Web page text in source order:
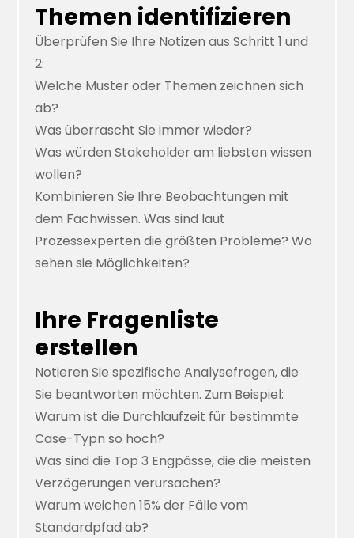
Themen identifizieren
Überprüfen Sie Ihre Notizen aus Schritt 1 und
2:
Welche Muster oder Themen zeichnen sich
ab?
Was überrascht Sie immer wieder?
Was würden Stakeholder am liebsten wissen
wollen?
Kombinieren Sie Ihre Beobachtungen mit
dem Fachwissen. Was sind laut
Prozessexperten die größten Probleme? Wo
sehen sie Möglichkeiten?
Ihre Fragenliste
erstellen
Notieren Sie spezifische Analysefragen, die
Sie beantworten möchten. Zum Beispiel:
Warum ist die Durchlaufzeit für bestimmte
Case-Typn so hoch?
Was sind die Top 3 Engpässe, die die meisten
Verzögerungen verursachen?
Warum weichen 15% der Fälle vom
Standardpfad ab?